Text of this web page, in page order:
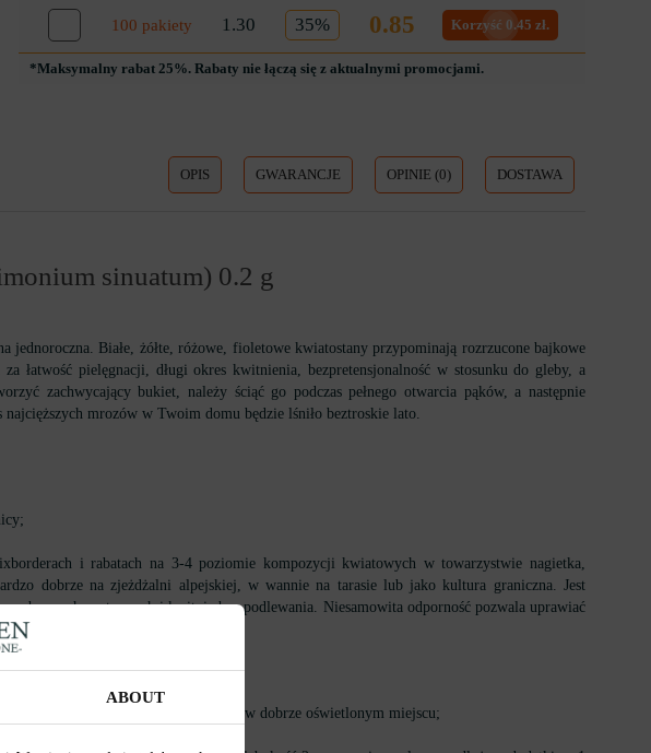
100 pakiety 1.30 35% 0.85 Korzyść 0.45 zł.
*Maksymalny rabat 25%. Rabaty nie łączą się z aktualnymi promocjami.
OPIS GWARANCJE OPINIE (0) DOSTAWA
sinuatum) 0.2 g
jednoroczna. Białe, żółte, różowe, fioletowe kwiatostany przypominają rozrzucone bajkowe
łatwość pielęgnacji, długi okres kwitnienia, bezpretensjonalność w stosunku do gleby, a
zachwycający bukiet, należy ściąć go podczas pełnego otwarcia pąków, a następnie
mrozów w Twoim domu będzie lśniło beztroskie lato.
i rabatach na 3-4 poziomie kompozycji kwiatowych w towarzystwie nagietka,
dobrze na zjeżdżalni alpejskiej, w wannie na tarasie lub jako kultura graniczna. Jest
obszarach pustynnych i kwitnie bez podlewania. Niesamowita odporność pozwala uprawiać
w maju, po ustąpieniu przymrozków w dobrze oświetlonym miejscu;
ABOUT